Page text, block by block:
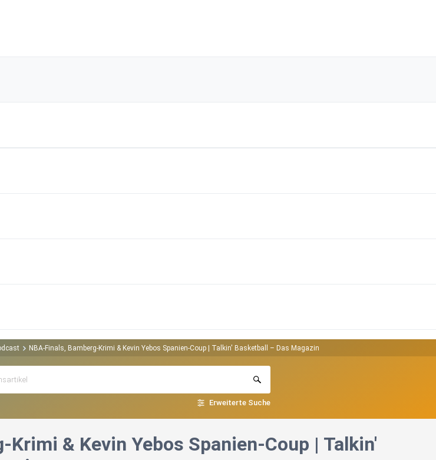
NBA-Finals, Bamberg-Krimi & Kevin Yebos Spanien-Coup | Talkin' Basketball – Das Magazin
Erweiterte Suche
Krimi & Kevin Yebos Spanien-Coup | Talkin'